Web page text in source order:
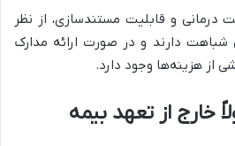
و قابلیت مستندسازی، از نظر
دارند و در صورت ارائه مدارک
از هزینه‌ها وجود دارد.
خارج از تعهد بیمه